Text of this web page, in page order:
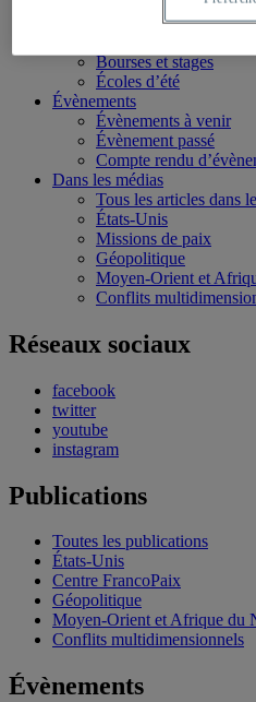
Bourses et stages
Écoles d’été
Évènements
Évènements à venir
Évènement passé
Compte rendu
Dans les médias
Tous les articles dans
États-Unis
Missions de paix
Géopolitique
Moyen-Orient et
Conflits
Réseaux sociaux
facebook
twitter
youtube
instagram
Publications
Toutes les publications
États-Unis
Centre FrancoPaix
Géopolitique
Moyen-Orient et Afrique du
Conflits multidimensionnels
Évènements